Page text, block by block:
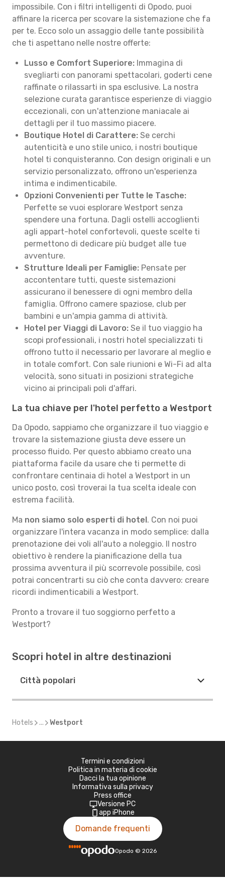
impossibile. Con i filtri intelligenti di Opodo, puoi
affinare la ricerca per scovare la sistemazione che fa
per te. Ecco solo un assaggio delle tante possibilità
che ti aspettano nelle nostre offerte:
Lusso e Comfort Superiore: Immagina di
svegliarti con panorami spettacolari, goderti cene
raffinate o rilassarti in spa esclusive. La nostra
selezione curata garantisce esperienze di viaggio
eccezionali, con un'attenzione maniacale ai
dettagli per il tuo massimo piacere.
Boutique Hotel di Carattere: Se cerchi
autenticità e uno stile unico, i nostri boutique
hotel ti conquisteranno. Con design originali e un
servizio personalizzato, offrono un'esperienza
intima e indimenticabile.
Opzioni Convenienti per Tutte le Tasche:
Perfette se vuoi esplorare Westport senza
spendere una fortuna. Dagli ostelli accoglienti
agli appart-hotel confortevoli, queste scelte ti
permettono di dedicare più budget alle tue
avventure.
Strutture Ideali per Famiglie: Pensate per
accontentare tutti, queste sistemazioni
assicurano il benessere di ogni membro della
famiglia. Offrono camere spaziose, club per
bambini e un'ampia gamma di attività.
Hotel per Viaggi di Lavoro: Se il tuo viaggio ha
scopi professionali, i nostri hotel specializzati ti
offrono tutto il necessario per lavorare al meglio e
in totale comfort. Con sale riunioni e Wi-Fi ad alta
velocità, sono situati in posizioni strategiche
vicino ai principali poli d'affari.
La tua chiave per l'hotel perfetto a Westport
Da Opodo, sappiamo che organizzare il tuo viaggio e
trovare la sistemazione giusta deve essere un
processo fluido. Per questo abbiamo creato una
piattaforma facile da usare che ti permette di
confrontare centinaia di hotel a Westport in un
unico posto, così troverai la tua scelta ideale con
estrema facilità.
Ma non siamo solo esperti di hotel. Con noi puoi
organizzare l'intera vacanza in modo semplice: dalla
prenotazione dei voli all'auto a noleggio. Il nostro
obiettivo è rendere la pianificazione della tua
prossima avventura il più scorrevole possibile, così
potrai concentrarti su ciò che conta davvero: creare
ricordi indimenticabili a Westport.
Pronto a trovare il tuo soggiorno perfetto a
Westport?
Scopri hotel in altre destinazioni
Città popolari
Hotels ... Westport
Termini e condizioni
Politica in materia di cookie
Dacci la tua opinione
Informativa sulla privacy
Press office
Versione PC
app iPhone
Domande frequenti
Opodo © 2026